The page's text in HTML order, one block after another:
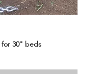
for 30" beds